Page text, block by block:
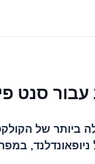
סנט
ביותר של